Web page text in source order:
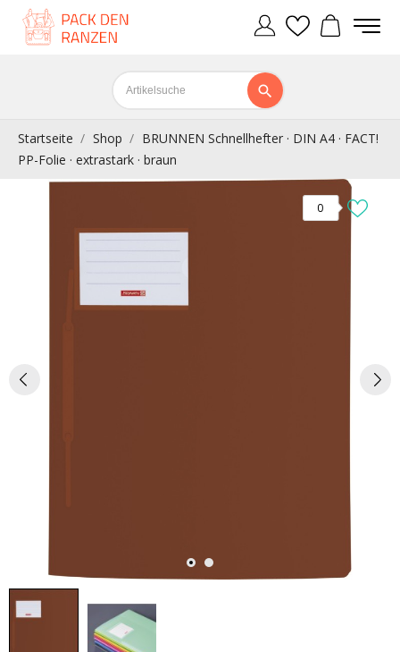
Startseite Shop
BRUNNEN Schnellhefter · DIN A4 · FACT!
PP-Folie · extrastark · braun
0